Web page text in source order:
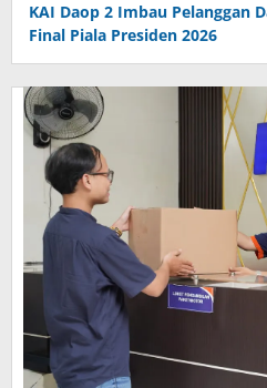
KAI Daop 2 Imbau Pelanggan
Final Piala Presiden 2026